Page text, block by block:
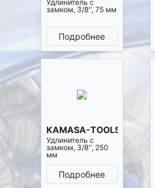
Удлинитель с
замком, 3/8'', 75 мм
Подробнее
KAMASA-TOOLS K4094
Удлинитель с
замком, 3/8'', 250
мм
Подробнее